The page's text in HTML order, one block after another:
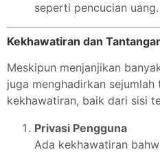
seperti pencucian uang.
Kekhawatiran dan
Meskipun menjanjikan
juga menghadirkan sejumlah
kekhawatiran, baik dari sisi
Privasi Pengguna
Ada kekhawatiran